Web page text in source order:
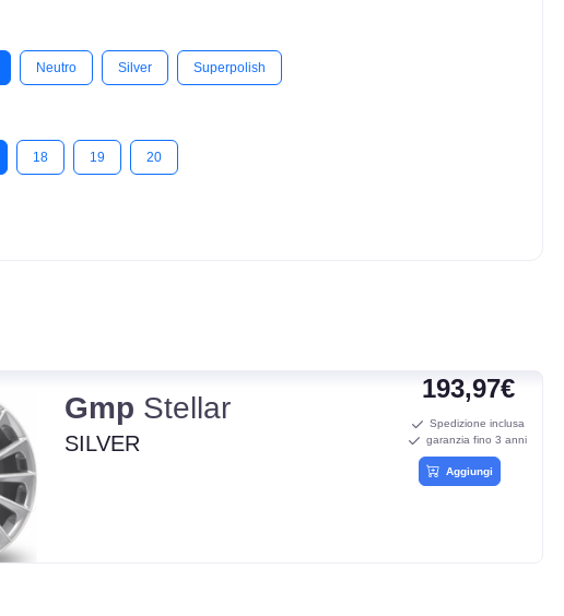
Neutro Silver Superpolish
18 19 20
Gmp Stellar
SILVER
193,97€
Spedizione inclusa
garanzia fino 3 anni
Aggiungi